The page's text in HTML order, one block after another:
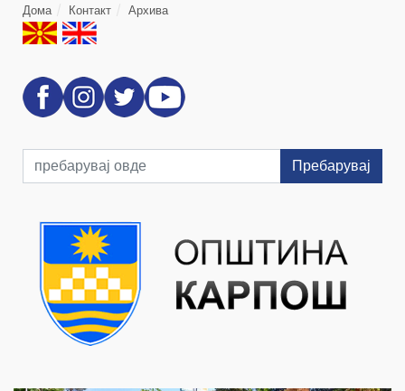
Дома Контакт Архива
Пребарувај